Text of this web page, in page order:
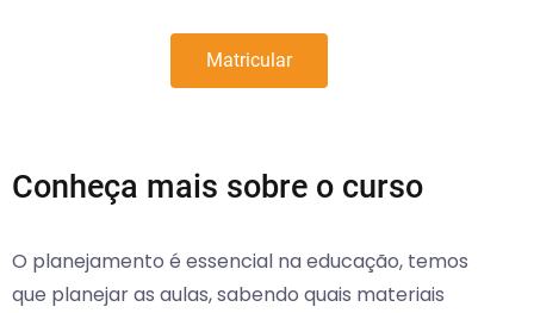
Matricular
Conheça mais sobre o curso
O planejamento é essencial na educação, temos
que planejar as aulas, sabendo quais materiais